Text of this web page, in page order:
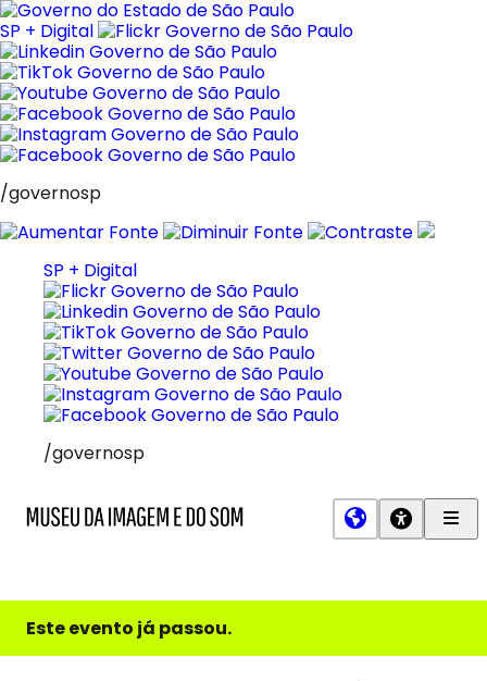
Pular
para
o
conteúdo
SP + Digital
/governosp
SP + Digital
/governosp
e
do
Este evento já passou.